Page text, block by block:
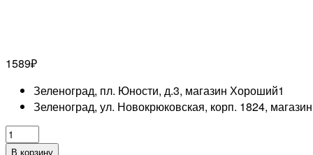
1589₽
Зеленоград, пл. Юности, д.3, магазин Хороший1
Зеленоград, ул. Новокрюковская, корп. 1824,
Количество
товара
В корзину